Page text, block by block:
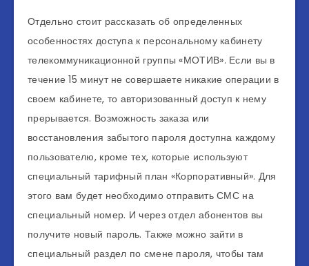
Отдельно стоит рассказать об определенных
особенностях доступа к персональному кабинету
телекоммуникационной группы «МОТИВ». Если вы в
течение 15 минут не совершаете никакие операции в
своем кабинете, то авторизованный доступ к нему
прерывается. Возможность заказа или
восстановления забытого пароля доступна каждому
пользователю, кроме тех, которые используют
специальный тарифный план «Корпоративный». Для
этого вам будет необходимо отправить СМС на
специальный номер. И через отдел абонентов вы
получите новый пароль. Также можно зайти в
специальный раздел по смене пароля, чтобы там